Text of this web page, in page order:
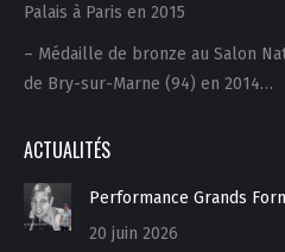
Palais à Paris en 2015
– Médaille de bronze au Salon
de Bry-sur-Marne (94) en 2014…
ACTUALITÉS
Performance Grands
20 juin 2026